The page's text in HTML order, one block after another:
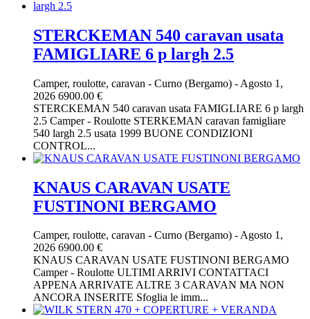
STERCKEMAN 540 caravan usata
FAMIGLIARE 6 p largh 2.5
Camper, roulotte, caravan - Curno (Bergamo) - Agosto 1,
2026 6900.00 €
STERCKEMAN 540 caravan usata FAMIGLIARE 6 p largh
2.5 Camper - Roulotte STERKEMAN caravan famigliare
540 largh 2.5 usata 1999 BUONE CONDIZIONI
CONTROL...
KNAUS CARAVAN USATE
FUSTINONI BERGAMO
Camper, roulotte, caravan - Curno (Bergamo) -Agosto 1,
2026 6900.00 €
KNAUS CARAVAN USATE FUSTINONI BERGAMO
Camper - Roulotte ULTIMI ARRIVI CONTATTACI
APPENA ARRIVATE ALTRE 3 CARAVAN MA NON
ANCORA INSERITE Sfoglia le imm...